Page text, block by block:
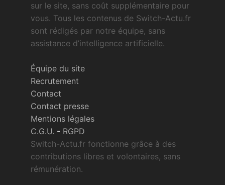
sur le site, sans coût supplémentaire pour
vous. Tous les contenus de Switch-Actu.fr
sont rédigés par notre équipe, sans
assistance d’intelligence artificielle.
Équipe du site
Recrutement
Contact
Contact presse
Mentions légales
C.G.U. - RGPD
Switch-Actu.fr fonctionne grâce à des
contributions libres et volontaires, sans
rémunération.